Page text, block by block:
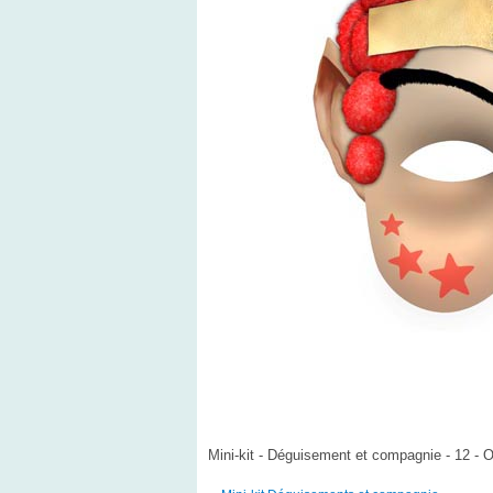
Mini-kit - Déguisement et compagnie - 12 -